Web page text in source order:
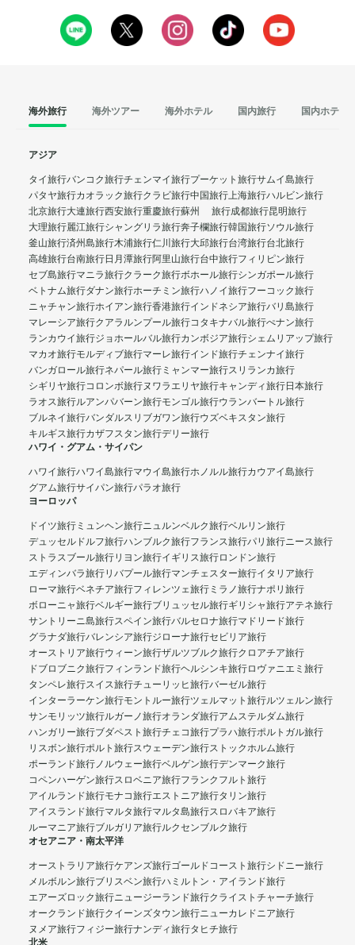
海外旅行 海外ツアー 海外ホテル 国内旅行 国内ホテル
アジア
タイ旅行バンコク旅行チェンマイ旅行プーケット旅行サムイ島旅行
パタヤ旅行カオラック旅行クラビ旅行中国旅行上海旅行ハルビン旅行
北京旅行大連旅行西安旅行重慶旅行蘇州 旅行成都旅行昆明旅行
大理旅行麗江旅行シャングリラ旅行奔子欄旅行韓国旅行ソウル旅行
釜山旅行済州島旅行木浦旅行仁川旅行大邱旅行台湾旅行台北旅行
高雄旅行台南旅行日月潭旅行阿里山旅行台中旅行フィリピン旅行
セブ島旅行マニラ旅行クラーク旅行ボホール旅行シンガポール旅行
ベトナム旅行ダナン旅行ホーチミン旅行ハノイ旅行フーコック旅行
ニャチャン旅行ホイアン旅行香港旅行インドネシア旅行バリ島旅行
マレーシア旅行クアラルンプール旅行コタキナバル旅行ぺナン旅行
ランカウイ旅行ジョホールバル旅行カンボジア旅行シェムリアップ旅行
マカオ旅行モルディブ旅行マーレ旅行インド旅行チェンナイ旅行
バンガロール旅行ネパール旅行 ミャンマー旅行スリランカ旅行
シギリヤ旅行コロンボ旅行ヌワラエリヤ旅行キャンディ旅行日本旅行
ラオス旅行ルアンパバーン旅行モンゴル旅行ウランバートル旅行
ブルネイ旅行バンダルスリブガワン旅行ウズベキスタン旅行
キルギス旅行カザフスタン旅行デリー旅行
ハワイ・グアム・サイパン
ハワイ旅行ハワイ島旅行マウイ島旅行ホノルル旅行カウアイ島旅行
グアム旅行サイパン旅行パラオ旅行
ヨーロッパ
ドイツ旅行 ミュンヘン旅行ニュルンベルク旅行ベルリン旅行
デュッセルドルフ旅行ハンブルク旅行フランス旅行パリ旅行ニース旅行
ストラスブール旅行リヨン旅行イギリス旅行ロンドン旅行
エディンバラ旅行リバプール旅行マンチェスター旅行イタリア旅行
ローマ旅行ベネチア旅行フィレンツェ旅行 ミラノ旅行ナポリ旅行
ボローニャ旅行ベルギー旅行ブリュッセル旅行ギリシャ旅行アテネ旅行
サントリーニ島旅行スペイン旅行バルセロナ旅行マドリード旅行
グラナダ旅行バレンシア旅行ジローナ旅行セビリア旅行
オーストリア旅行ウィーン旅行ザルツブルク旅行クロアチア旅行
ドブロブニク旅行フィンランド旅行ヘルシンキ旅行ロヴァニエミ旅行
タンペレ旅行スイス旅行チューリッヒ旅行バーゼル旅行
インターラーケン旅行モントルー旅行ツェルマット旅行ルツェルン旅行
サンモリッツ旅行ルガーノ旅行オランダ旅行アムステルダム旅行
ハンガリー旅行ブダペスト旅行チェコ旅行プラハ旅行ポルトガル旅行
リスボン旅行ポルト旅行スウェーデン旅行ストックホルム旅行
ポーランド旅行ノルウェー旅行ベルゲン旅行デンマーク旅行
コペンハーゲン旅行スロベニア旅行フランクフルト旅行
アイルランド旅行モナコ旅行エストニア旅行タリン旅行
アイスランド旅行マルタ旅行マルタ島旅行スロバキア旅行
ルーマニア旅行ブルガリア旅行ルクセンブルク旅行
オセアニア・南太平洋
オーストラリア旅行ケアンズ旅行ゴールドコースト旅行シドニー旅行
メルボルン旅行ブリスベン旅行ハミルトン・アイランド旅行
エアーズロック旅行ニュージーランド旅行クライストチャーチ旅行
オークランド旅行クイーンズタウン旅行ニューカレドニア旅行
ヌメア旅行フィジー旅行ナンディ旅行タヒチ旅行